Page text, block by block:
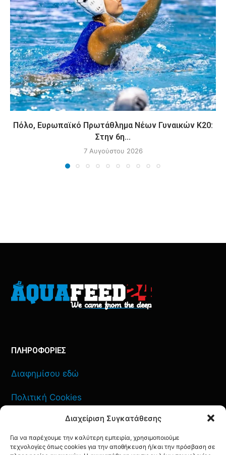
Διαχείριση Συγκατάθεσης
Για να παρέχουμε την καλύτερη εμπειρία, χρησιμοποιούμε
τεχνολογίες όπως cookies για την αποθήκευση ή/και την πρόσβαση σε
Πόλο, Ευρωπαϊκό Πρωτάθλημα Νέων Γυναικών Κ20:
Στην 6η...
7 Αυγούστου 2026
ΠΛΗΡΟΦΟΡΙΕΣ
Διαφημίσου εδώ
Πολιτική Cookies
Πολιτική Απορρήτου